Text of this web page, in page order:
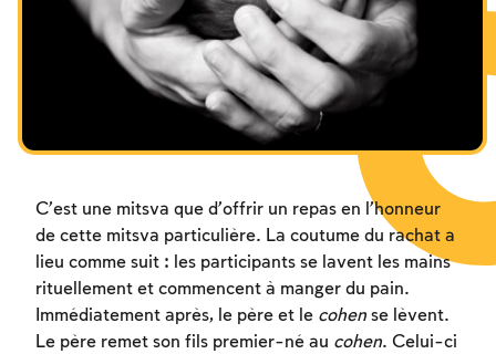
Les jeûnes liés à la destruction du Temple
C’est une mitsva que d’offrir un repas en l’honneur
de cette mitsva particulière. La coutume du rachat a
lieu comme suit : les participants se lavent les mains
rituellement et commencent à manger du pain.
Immédiatement après, le père et le cohen se lèvent.
Le père remet son fils premier-né au cohen. Celui-ci